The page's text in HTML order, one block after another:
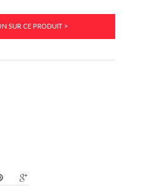
SUR CE PRODUIT >